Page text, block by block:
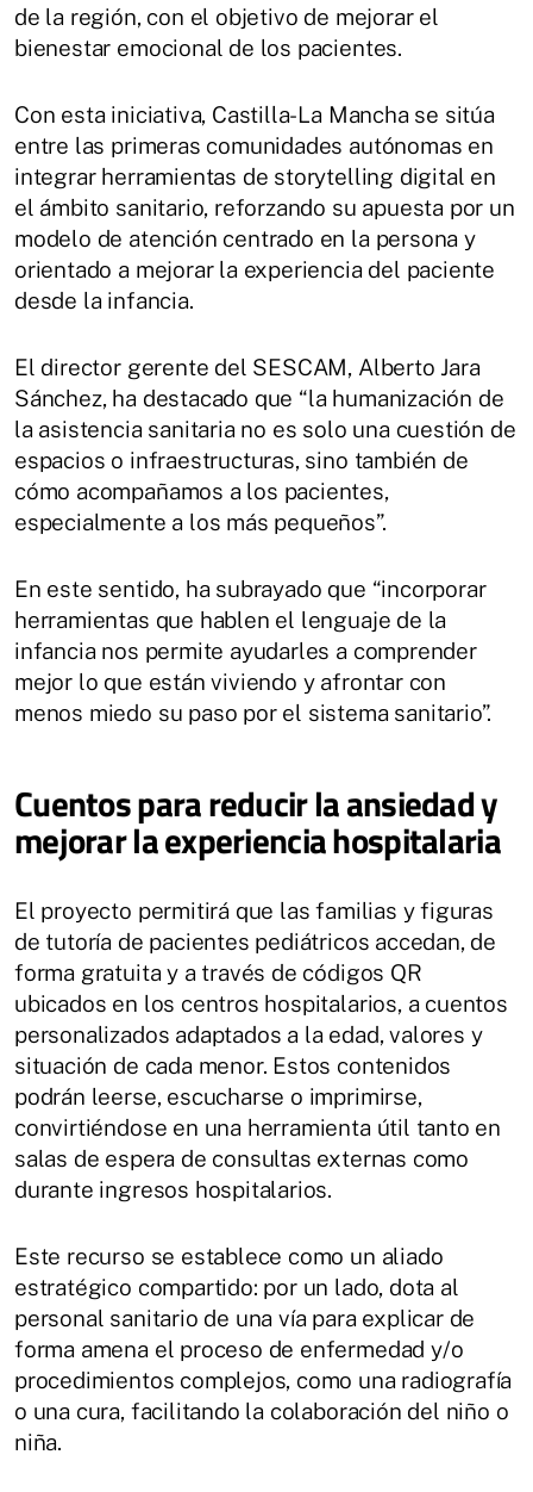
de la región, con el objetivo de mejorar el
bienestar emocional de los pacientes.
Con esta iniciativa, Castilla-La Mancha se sitúa
entre las primeras comunidades autónomas en
integrar herramientas de storytelling digital en
el ámbito sanitario, reforzando su apuesta por un
modelo de atención centrado en la persona y
orientado a mejorar la experiencia del paciente
desde la infancia.
El director gerente del SESCAM, Alberto Jara
Sánchez, ha destacado que “la humanización de
la asistencia sanitaria no es solo una cuestión de
espacios o infraestructuras, sino también de
cómo acompañamos a los pacientes,
especialmente a los más pequeños”.
En este sentido, ha subrayado que “incorporar
herramientas que hablen el lenguaje de la
infancia nos permite ayudarles a comprender
mejor lo que están viviendo y afrontar con
menos miedo su paso por el sistema sanitario”.
Cuentos para reducir la ansiedad y
mejorar la experiencia hospitalaria
El proyecto permitirá que las familias y figuras
de tutoría de pacientes pediátricos accedan, de
forma gratuita y a través de códigos QR
ubicados en los centros hospitalarios, a cuentos
personalizados adaptados a la edad, valores y
situación de cada menor. Estos contenidos
podrán leerse, escucharse o imprimirse,
convirtiéndose en una herramienta útil tanto en
salas de espera de consultas externas como
durante ingresos hospitalarios.
Este recurso se establece como un aliado
estratégico compartido: por un lado, dota al
personal sanitario de una vía para explicar de
forma amena el proceso de enfermedad y/o
procedimientos complejos, como una radiografía
o una cura, facilitando la colaboración del niño o
niña.